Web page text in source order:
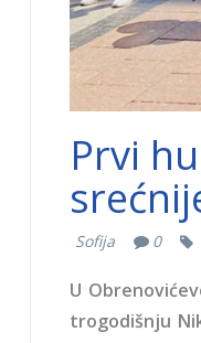
Prvi
Sofija 0
U
trogodišnju